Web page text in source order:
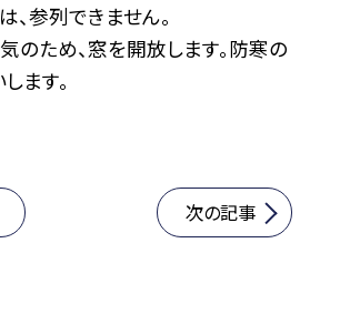
、参列できません。
のため、窓を開放します。防寒の
ます。
次の記事